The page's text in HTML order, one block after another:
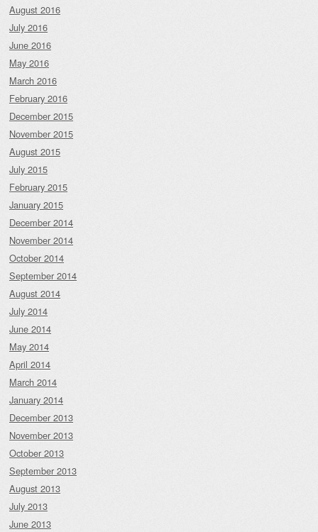
August 2016
July 2016
June 2016
May 2016
March 2016
February 2016
December 2015
November 2015
August 2015
July 2015
February 2015
January 2015
December 2014
November 2014
October 2014
September 2014
August 2014
July 2014
June 2014
May 2014
April 2014
March 2014
January 2014
December 2013
November 2013
October 2013
September 2013
August 2013
July 2013
June 2013